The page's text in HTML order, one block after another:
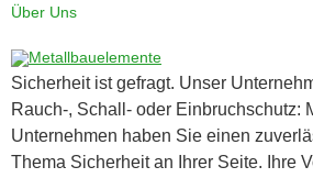
Über Uns
Sicherheit ist gefragt. Unser
Rauch-, Schall- oder Einbruchschutz:
Unternehmen haben Sie einen
Thema Sicherheit an Ihrer Seite. Ihre